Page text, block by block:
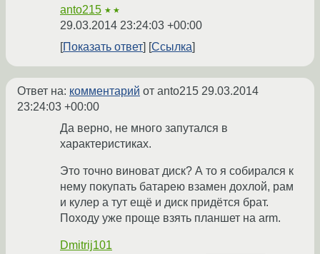
anto215 ★★
29.03.2014 23:24:03 +00:00
Показать ответ
Ссылка
Ответ на: комментарий от anto215 29.03.2014
23:24:03 +00:00
Да верно, не много запутался в
характеристиках.
Это точно виноват диск? А то я собирался к
нему покупать батарею взамен дохлой, рам
и кулер а тут ещё и диск придётся брат.
Походу уже проще взять планшет на arm.
Dmitrij101